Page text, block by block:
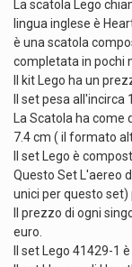
La scatola Lego
lingua inglese è
è una scatola
completata in pochi
Il kit Lego ha un
Il set pesa all'incirca
La Scatola ha
7.4 cm ( il formato
Il set Lego è
Questo Set L'aereo
unici per questo set)
Il prezzo di ogni
euro.
Il set Lego 41429-1